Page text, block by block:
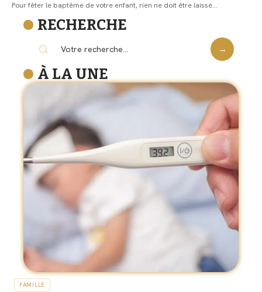
Pour fêter le baptême de votre enfant, rien ne doit être laissé…
RECHERCHE
À LA UNE
FAMILLE